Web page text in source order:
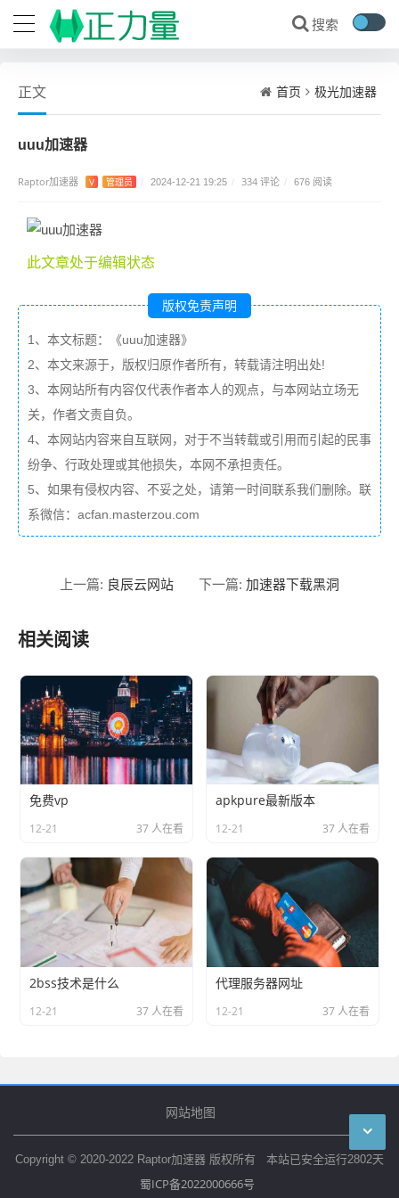
正文 首页 极光加速器
uuu加速器
Raptor加速器 V 管理员 / 2024-12-21 19:25 / 334 评论 / 676 阅读
此文章处于编辑状态
版权免责声明
1、本文标题：《uuu加速器》
2、本文来源于，版权归原作者所有，转载请注明出处!
3、本网站所有内容仅代表作者本人的观点，与本网站立场无
关，作者文责自负。
4、本网站内容来自互联网，对于不当转载或引用而引起的民事
纷争、行政处理或其他损失，本网不承担责任。
5、如果有侵权内容、不妥之处，请第一时间联系我们删除。联
系微信：acfan.masterzou.com
上一篇: 良辰云网站 下一篇: 加速器下载黑洞
相关阅读
免费vp
12-21 37 人在看
apkpure最新版本
12-21 37 人在看
2bss技术是什么
12-21 37 人在看
代理服务器网址
12-21 37 人在看
网站地图
Copyright © 2020-2022 Raptor加速器 版权所有 本站已安全运行2802天
蜀ICP备2022000666号